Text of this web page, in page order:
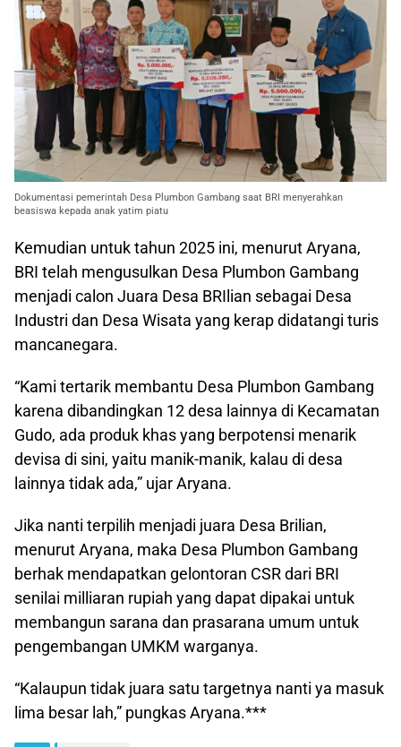
Dokumentasi pemerintah Desa Plumbon Gambang saat BRI menyerahkan
beasiswa kepada anak yatim piatu
Kemudian untuk tahun 2025 ini, menurut Aryana,
BRI telah mengusulkan Desa Plumbon Gambang
menjadi calon Juara Desa BRIlian sebagai Desa
Industri dan Desa Wisata yang kerap didatangi turis
mancanegara.
“Kami tertarik membantu Desa Plumbon Gambang
karena dibandingkan 12 desa lainnya di Kecamatan
Gudo, ada produk khas yang berpotensi menarik
devisa di sini, yaitu manik-manik, kalau di desa
lainnya tidak ada,” ujar Aryana.
Jika nanti terpilih menjadi juara Desa Brilian,
menurut Aryana, maka Desa Plumbon Gambang
berhak mendapatkan gelontoran CSR dari BRI
senilai milliaran rupiah yang dapat dipakai untuk
membangun sarana dan prasarana umum untuk
pengembangan UMKM warganya.
“Kalaupun tidak juara satu targetnya nanti ya masuk
lima besar lah,” pungkas Aryana.***